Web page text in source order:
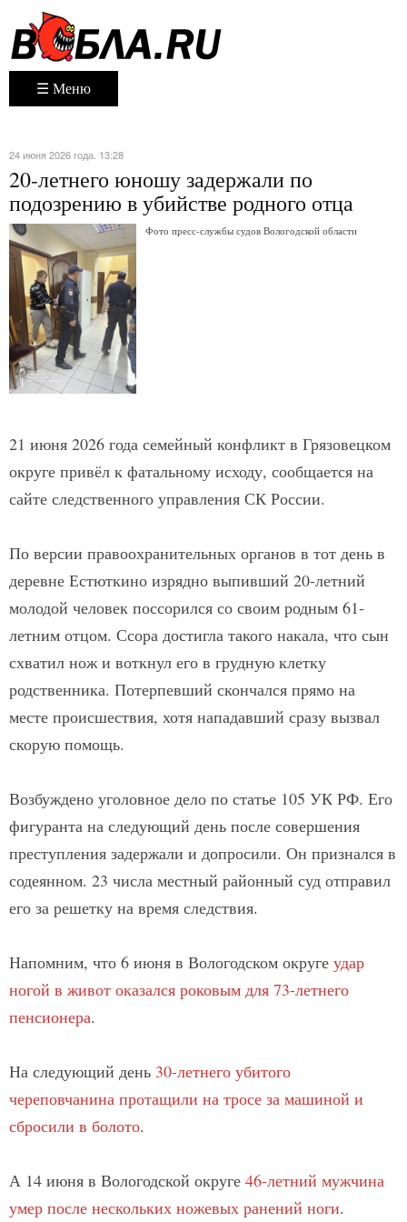
☰ Меню
24 июня 2026 года. 13:28
20-летнего юношу задержали по
подозрению в убийстве родного отца
Фото пресс-службы судов Вологодской области
21 июня 2026 года семейный конфликт в Грязовецком
округе привёл к фатальному исходу, сообщается на
сайте следственного управления СК России.
По версии правоохранительных органов в тот день в
деревне Естюткино изрядно выпивший 20-летний
молодой человек поссорился со своим родным 61-
летним отцом. Ссора достигла такого накала, что сын
схватил нож и воткнул его в грудную клетку
родственника. Потерпевший скончался прямо на
месте происшествия, хотя нападавший сразу вызвал
скорую помощь.
Возбуждено уголовное дело по статье 105 УК РФ. Его
фигуранта на следующий день после совершения
преступления задержали и допросили. Он признался в
содеянном. 23 числа местный районный суд отправил
его за решетку на время следствия.
Напомним, что 6 июня в Вологодском округе удар
ногой в живот оказался роковым для 73-летнего
пенсионера.
На следующий день 30-летнего убитого
череповчанина протащили на тросе за машиной и
сбросили в болото.
А 14 июня в Вологодской округе 46-летний мужчина
умер после нескольких ножевых ранений ноги.